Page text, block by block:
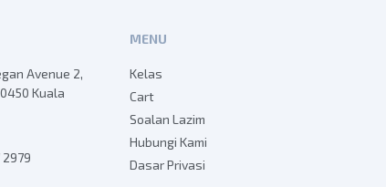
Avenue 2,
Kuala
2979
MENU
Kelas
Cart
Soalan Lazim
Hubungi Kami
Dasar Privasi